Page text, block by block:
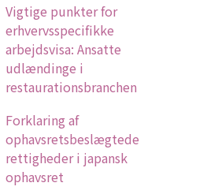
Vigtige punkter for
erhvervsspecifikke
arbejdsvisa: Ansatte
udlændinge i
restaurationsbranchen
Forklaring af
ophavsretsbeslægtede
rettigheder i japansk
ophavsret